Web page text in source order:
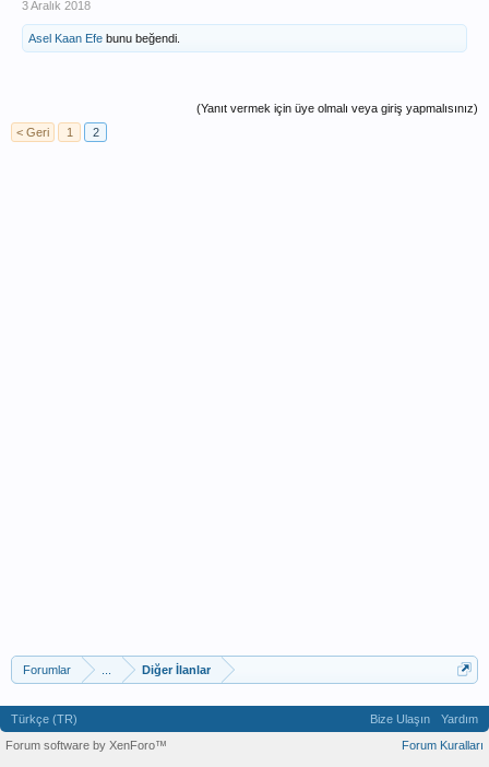
3 Aralık 2018
Asel Kaan Efe bunu beğendi.
(Yanıt vermek için üye olmalı veya giriş yapmalısınız)
< Geri
1 2
Forumlar Diğer İlanlar
Türkçe (TR) Bize Ulaşın
Yardım
Forum Kuralları
Forum software by XenForo™